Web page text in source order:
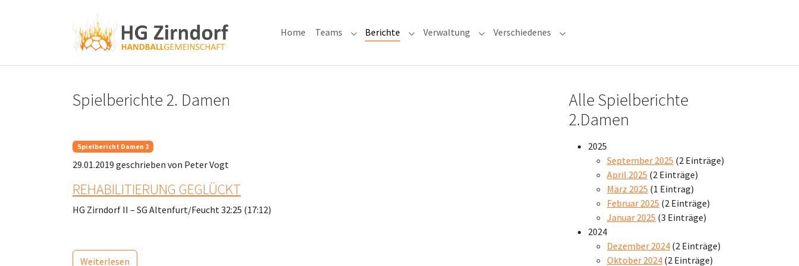
Home Teams Submenu for "Teams"
Berichte Submenu for "Berichte"
Verwaltung Submenu for "Verwaltung"
Verschiedenes Submenu for "Verschiedenes"
Spielberichte 2. Damen
Spielbericht Damen 2
29.01.2019 geschrieben von Peter Vogt
REHABILITIERUNG GEGLÜCKT
HG Zirndorf II – SG Altenfurt/Feucht 32:25 (17:12)
Weiterlesen
Alle Spielberichte
2.Damen
2025
September 2025 (2 Einträge)
April 2025 (2 Einträge)
März 2025 (1 Eintrag)
Februar 2025 (2 Einträge)
Januar 2025 (3 Einträge)
2024
Dezember 2024 (2 Einträge)
Oktober 2024 (2 Einträge)